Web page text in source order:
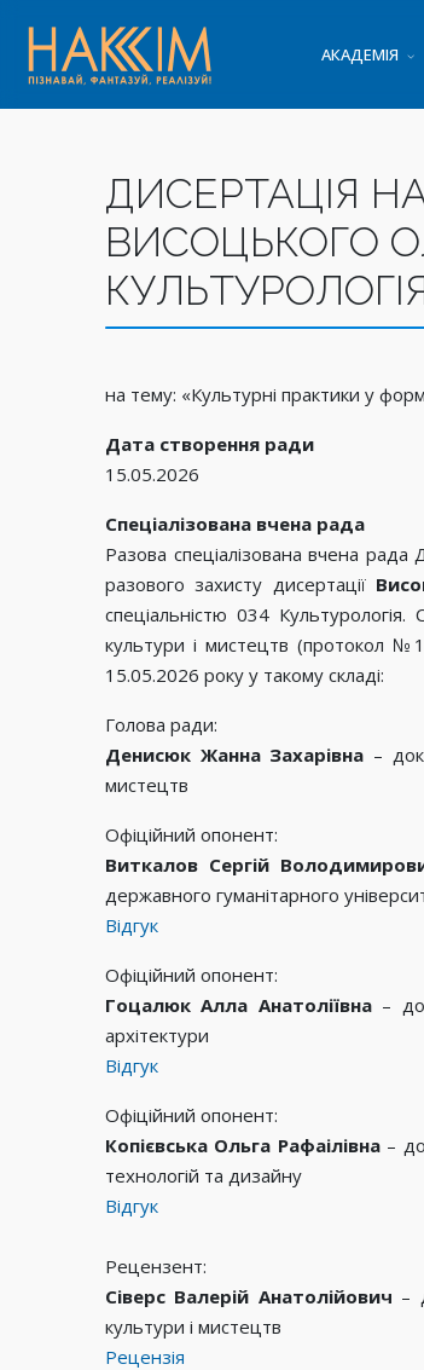
АКАДЕМІЯ
ДИСЕРТАЦІЯ
ВИСОЦЬКОГО
на тему: «Культурні практики у
Дата створення ради
15.05.2026
Спеціалізована вчена рада
Разова спеціалізована вчена
разового захисту дисертації
спеціальністю 034
культури і мистецтв (протокол
15.05.2026 року у такому складі:
Голова ради:
Денисюк Жанна Захарівна –
мистецтв
Офіційний опонент:
Виткалов Сергій
державного гуманітарного
Відгук
Офіційний опонент:
Гоцалюк Алла Анатоліївна–
архітектури
Відгук
Офіційний опонент:
Копієвська Ольга Рафаілівна–
технологій та дизайну
Відгук
Рецензент:
Сіверс Валерій Анатолійович –
культури і мистецтв
Рецензія